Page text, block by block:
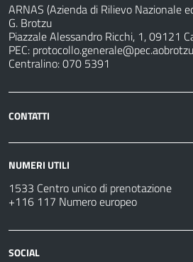
ARNAS (Azienda di Rilievo Nazionale
G. Brotzu
Piazzale Alessandro Ricchi, 1, 09121
PEC:
Centralino: 070 5391
CONTATTI
NUMERI UTILI
1533 Centro unico di prenotazione
+116 117 Numero europeo
SOCIAL